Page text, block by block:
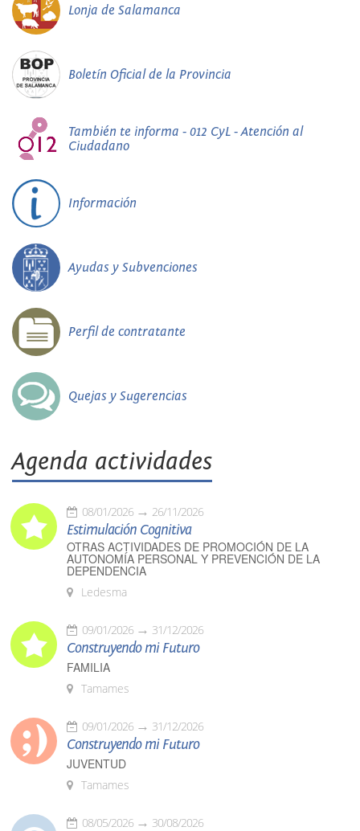
Lonja de Salamanca
Boletín Oficial de la Provincia
También te informa - 012 CyL - Atención al
Ciudadano
Información
Ayudas y Subvenciones
Perfil de contratante
Quejas y Sugerencias
Agenda actividades
08/01/2026 26/11/2026
Estimulación Cognitiva
OTRAS ACTIVIDADES DE PROMOCIÓN DE LA
AUTONOMÍA PERSONAL Y PREVENCIÓN DE LA
DEPENDENCIA
Ledesma
09/01/2026 31/12/2026
Construyendo mi Futuro
FAMILIA
Tamames
09/01/2026 31/12/2026
Construyendo mi Futuro
JUVENTUD
Tamames
08/05/2026 30/08/2026